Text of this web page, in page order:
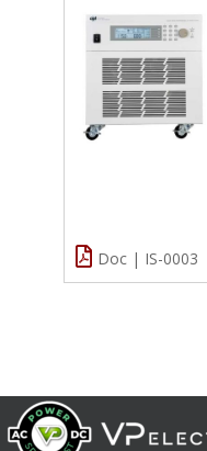
Doc | IS-0003